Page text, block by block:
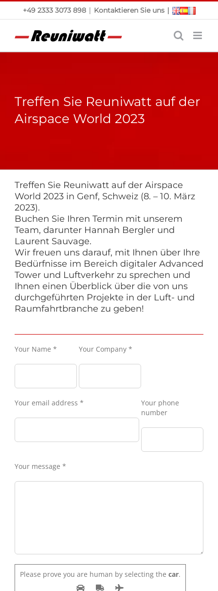
Skip
+49 2333 3073 898 | Kontaktieren Sie uns|
Treffen Sie Reuniwatt auf der
Airspace World 2023
Treffen Sie Reuniwatt auf der Airspace
World 2023 in Genf, Schweiz (8. – 10. März
2023).
Buchen Sie Ihren Termin mit unserem
Team, darunter Hannah Bergler und
Laurent Sauvage.
Wir freuen uns darauf, mit Ihnen über Ihre
Bedürfnisse im Bereich digitaler Advanced
Tower und Luftverkehr zu sprechen und
Ihnen einen Überblick über die von uns
durchgeführten Projekte in der Luft- und
Raumfahrtbranche zu geben!
Your Name * Your Company *
Your email address *
Your phone
number
Your message *
Please prove you are human by selecting the car.